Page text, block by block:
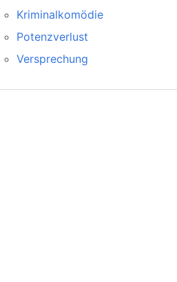
Kriminalkomödie
Potenzverlust
Versprechung